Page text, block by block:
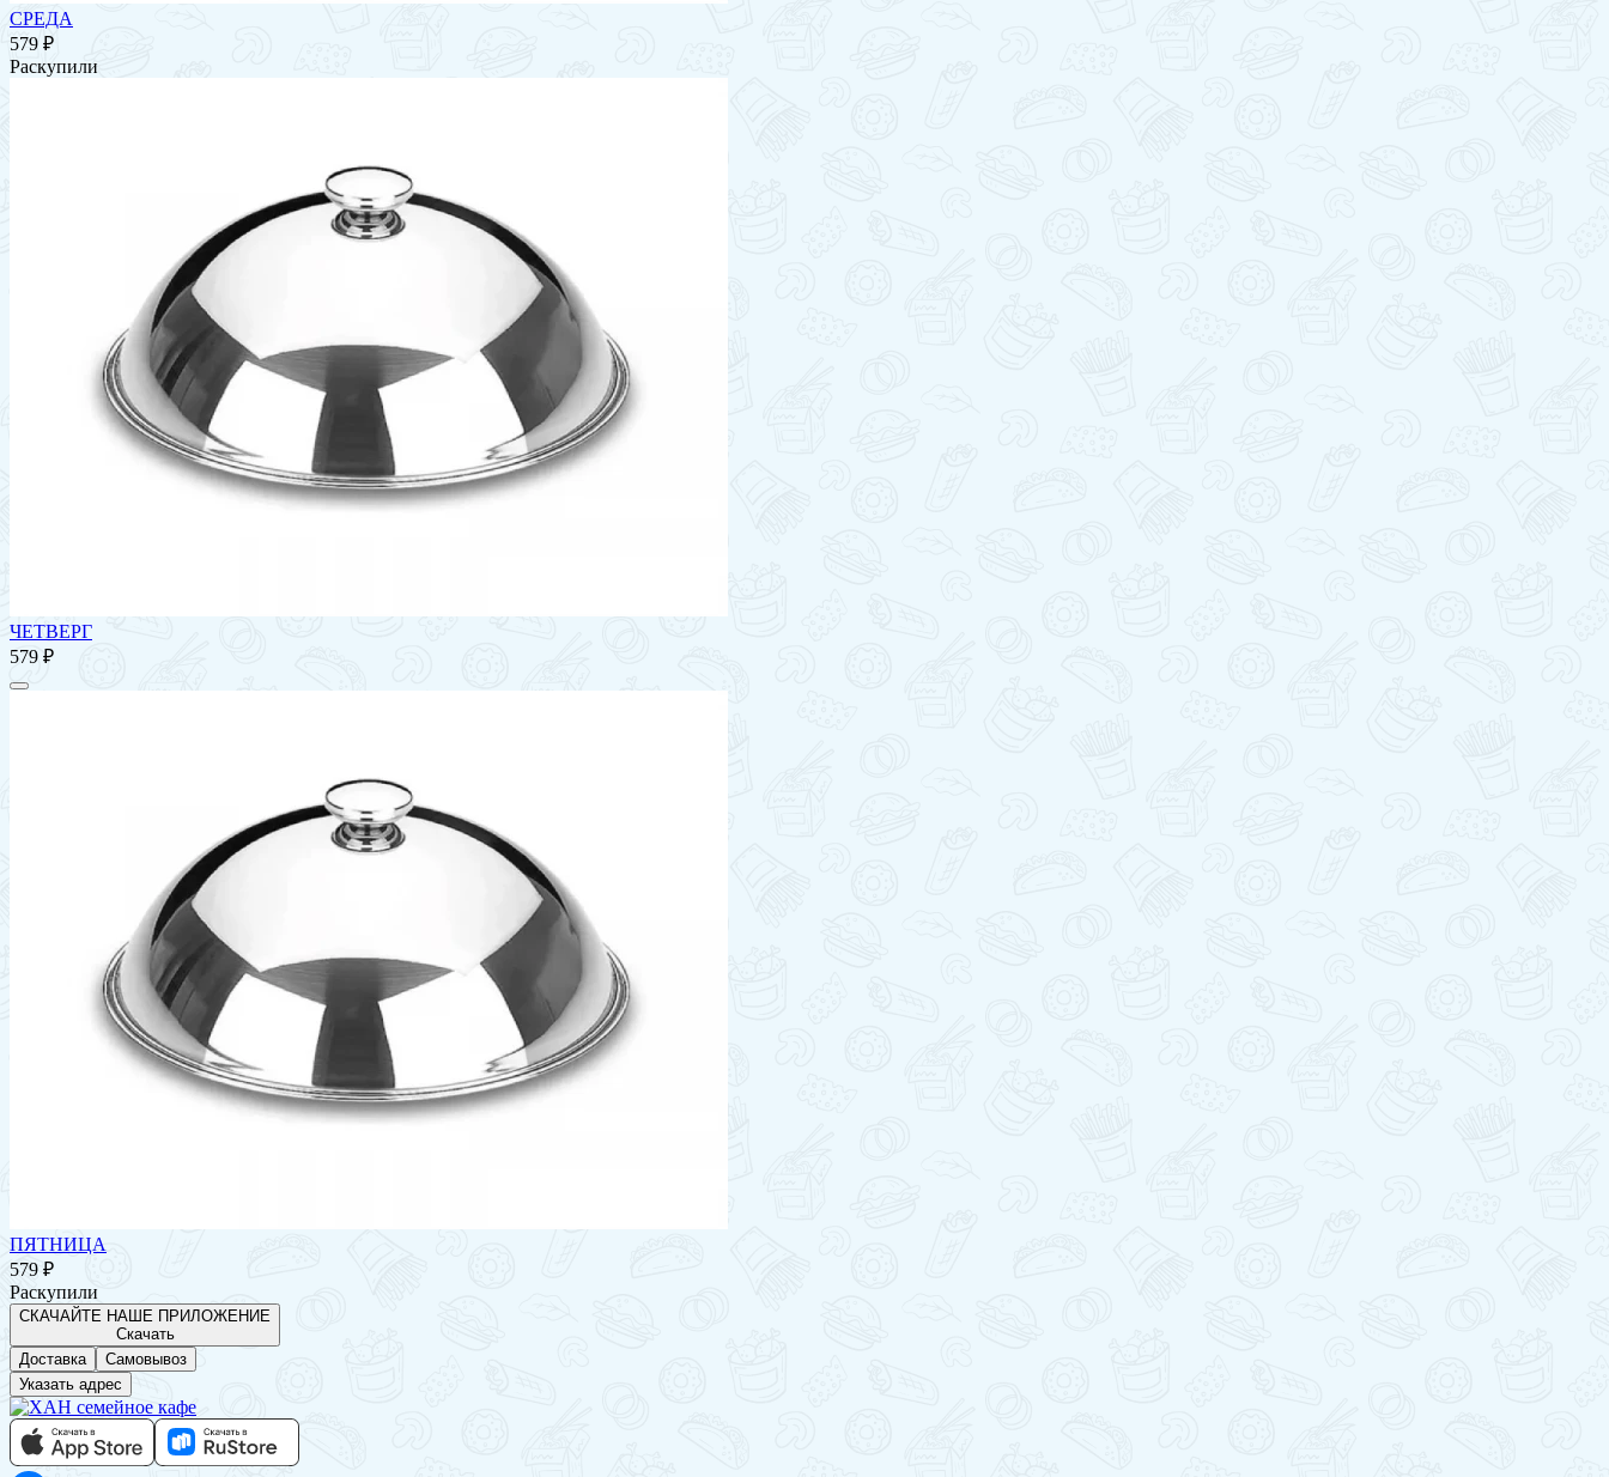
СРЕДА
579 ₽
Раскупили
ЧЕТВЕРГ
579 ₽
ПЯТНИЦА
579 ₽
Раскупили
СКАЧАЙТЕ НАШЕ ПРИЛОЖЕНИЕ
Скачать
Доставка
Самовывоз
Указать адрес